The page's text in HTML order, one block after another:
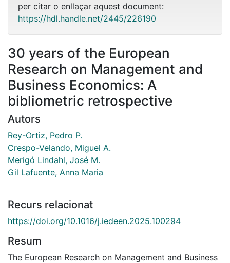
per citar o enllaçar aquest document:
https://hdl.handle.net/2445/226190
30 years of the European
Research on Management and
Business Economics: A
bibliometric retrospective
Autors
Rey-Ortiz, Pedro P.
Crespo-Velando, Miguel A.
Merigó Lindahl, José M.
Gil Lafuente, Anna Maria
Recurs relacionat
https://doi.org/10.1016/j.iedeen.2025.100294
Resum
The European Research on Management and Business